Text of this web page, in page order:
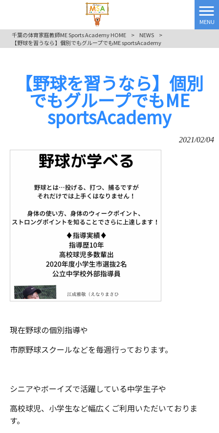
MENU
千葉の体育家庭教師ME Sports Academy HOME
> NEWS
>
【野球を習うなら】個別でもグループでもME sportsAcademy
【野球を習うなら】個別
でもグループでもME
sportsAcademy
2021/02/04
現在野球の個別指導や
市原野球スクールなどを毎週行っております。
シニアやボーイズで活躍している中学生子や
高校球児、小学生など幅広くご利用いただいておりま
す。